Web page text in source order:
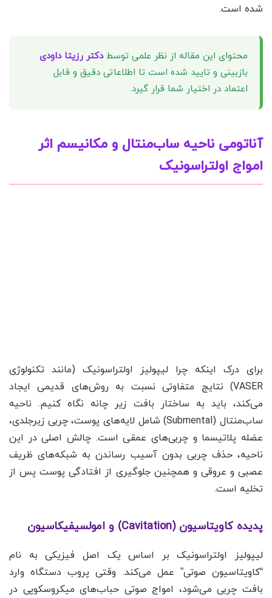
شده است.
محتوای این مقاله از نظر علمی توسطدکتر رزیتا داودی
بازبینی و تایید شده است تا اطلاعاتی دقیق و قابل
اعتماد در اختیار شما قرار گیرد.
آناتومی ناحیه ساب‌منتال و مکانیسم اثر
امواج اولتراسونیک
برای درک اینکه چرا لیپولیز اولتراسونیک (مانند تکنولوژی
VASER) نتایج متفاوتی نسبت به روش‌های قدیمی ایجاد
می‌کند، باید به ساختار بافت زیر چانه نگاه کنیم. ناحیه
ساب‌منتال (Submental) شامل لایه‌های پوست، چربی زیرجلدی،
عضله پلاتیسما و چربی‌های عمقی است. چالش اصلی در این
ناحیه، حذف چربی بدون آسیب رساندن به شبکه‌های ظریف
عصبی و عروقی و همچنین جلوگیری از افتادگی پوست پس از
تخلیه است.
پدیده کاویتاسیون (Cavitation) و امولسیفیکاسیون
لیپولیز اولتراسونیک بر اساس یک اصل فیزیکی به نام
“کاویتاسیون صوتی” عمل می‌کند. وقتی پروب دستگاه وارد
بافت چربی می‌شود، امواج صوتی حباب‌های میکروسکوپی در